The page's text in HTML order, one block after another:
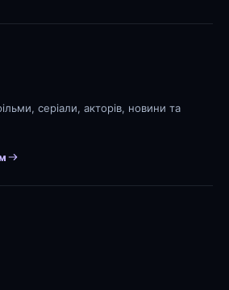
серіали, акторів, новини та